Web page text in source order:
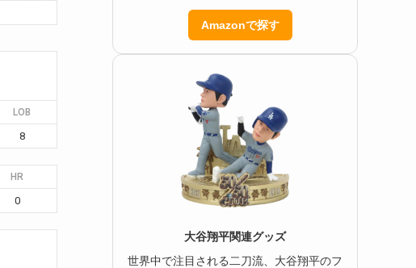
LOB
8
HR
0
Amazonで探す
大谷翔平関連グッズ
世界中で注目される二刀流、大谷翔平のフ